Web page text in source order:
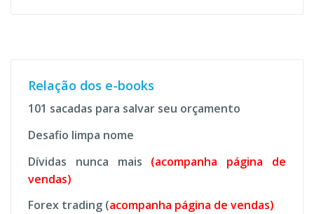
Relação dos e-books
101 sacadas para salvar seu orçamento
Desafio limpa nome
Dívidas nunca mais (acompanha página de
vendas)
Forex trading (acompanha página de vendas)